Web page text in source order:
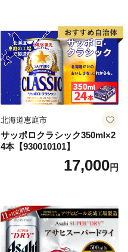
口 送料無料 カメイ 本宮市
【07214-0206】
北海道恵庭市
サッポロクラシック350ml×2
4本【930010101】
17,000円